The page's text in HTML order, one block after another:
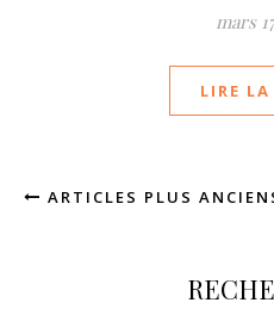
mars
LIRE
ARTICLES PLUS